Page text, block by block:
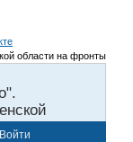
области на фронты
Войти